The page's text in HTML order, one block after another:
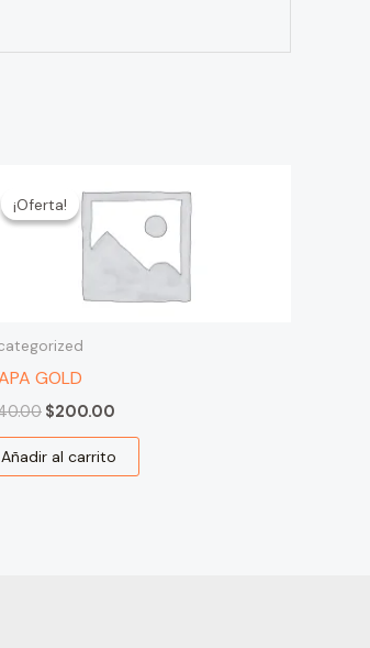
¡Oferta!
¡Oferta!
GOLD
precio
original
$240.00.
$200.00
precio
actual
es:
$200.00.
Añadir al carrito